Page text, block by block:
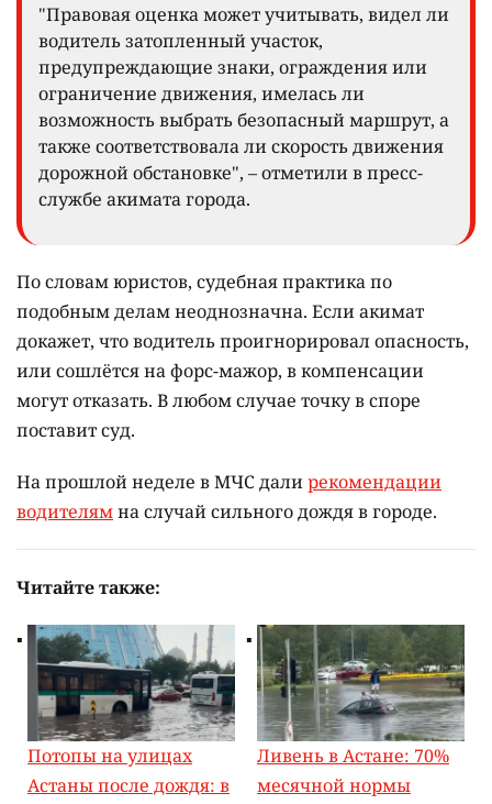
"Правовая оценка может учитывать, видел ли
водитель затопленный участок,
предупреждающие знаки, ограждения или
ограничение движения, имелась ли
возможность выбрать безопасный маршрут, а
также соответствовала ли скорость движения
дорожной обстановке", – отметили в пресс-
службе акимата города.
По словам юристов, судебная практика по
подобным делам неоднозначна. Если акимат
докажет, что водитель проигнорировал опасность,
или сошлётся на форс-мажор, в компенсации
могут отказать. В любом случае точку в споре
поставит суд.
На прошлой неделе в МЧС далирекомендации
водителямна случай сильного дождя в городе.
Читайте также:
Потопы на улицах
Астаны после дождя: в
Ливень в Астане: 70%
месячной нормы